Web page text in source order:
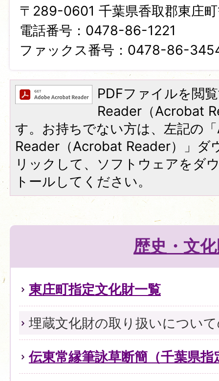
〒289-0601 千葉県香取郡東庄
電話番号：0478-86-1221
ファックス番号：0478-86-
PDFファイルを閲
Reader（Acrobat
す。お持ちでない方は、左記の
Reader（Acrobat Reader）」ダ
リックして、ソフトウェアをダ
トールしてください。
歴史・文
東庄町指定文化財一覧
埋蔵文化財の取り扱いについ
伝東常縁筆詠草断簡（千葉県指